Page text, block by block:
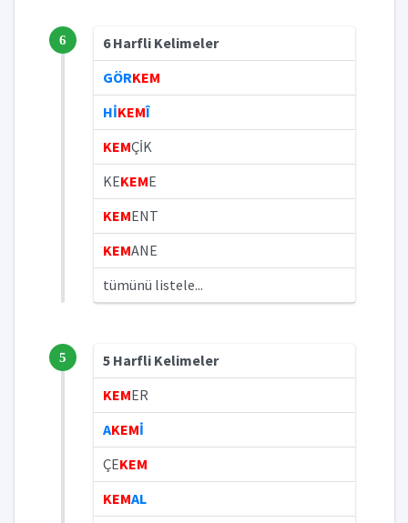
6
6 Harfli Kelimeler
GÖRKEM
HİKEMÎ
KEMÇİK
KEKEME
KEMENT
KEMANE
tümünü listele...
5
5 Harfli Kelimeler
KEMER
AKEMİ
ÇEKEM
KEMAL